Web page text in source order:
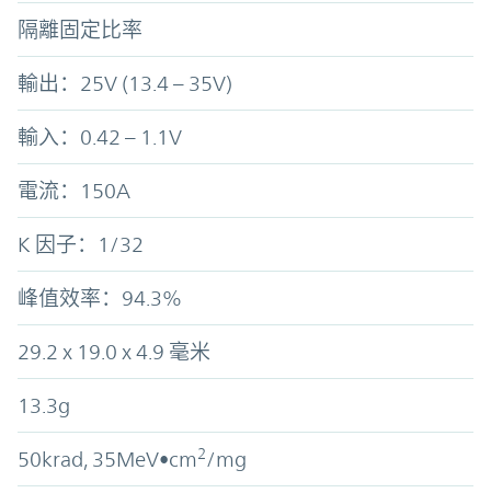
隔離固定比率
輸出：25V (13.4 – 35V)
輸入：0.42 – 1.1V
電流：150A
K 因子：1/32
峰值效率：94.3%
29.2 x 19.0 x 4.9 毫米
13.3g
50krad, 35MeV•cm2/mg